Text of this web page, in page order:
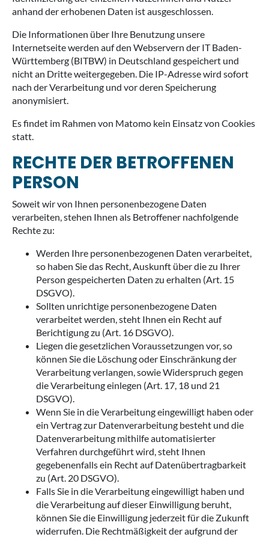
anhand der erhobenen Daten ist ausgeschlossen.
Die Informationen über Ihre Benutzung unsere
Internetseite werden auf den Webservern der IT Baden-
Württemberg (BITBW) in Deutschland gespeichert und
nicht an Dritte weitergegeben. Die IP-Adresse wird sofort
nach der Verarbeitung und vor deren Speicherung
anonymisiert.
Es findet im Rahmen von Matomo kein Einsatz von Cookies
statt.
RECHTE DER BETROFFENEN
PERSON
Soweit wir von Ihnen personenbezogene Daten
verarbeiten, stehen Ihnen als Betroffener nachfolgende
Rechte zu:
Werden Ihre personenbezogenen Daten verarbeitet,
so haben Sie das Recht, Auskunft über die zu Ihrer
Person gespeicherten Daten zu erhalten (Art. 15
DSGVO).
Sollten unrichtige personenbezogene Daten
verarbeitet werden, steht Ihnen ein Recht auf
Berichtigung zu (Art. 16 DSGVO).
Liegen die gesetzlichen Voraussetzungen vor, so
können Sie die Löschung oder Einschränkung der
Verarbeitung verlangen, sowie Widerspruch gegen
die Verarbeitung einlegen (Art. 17, 18 und 21
DSGVO).
Wenn Sie in die Verarbeitung eingewilligt haben oder
ein Vertrag zur Datenverarbeitung besteht und die
Datenverarbeitung mithilfe automatisierter
Verfahren durchgeführt wird, steht Ihnen
gegebenenfalls ein Recht auf Datenübertragbarkeit
zu (Art. 20 DSGVO).
Falls Sie in die Verarbeitung eingewilligt haben und
die Verarbeitung auf dieser Einwilligung beruht,
können Sie die Einwilligung jederzeit für die Zukunft
widerrufen. Die Rechtmäßigkeit der aufgrund der